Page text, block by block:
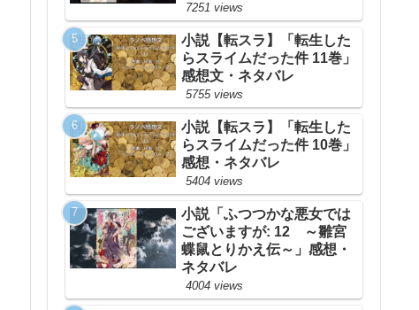
7251 views
小説【転スラ】「転生した
らスライムだった件 11巻」
感想文・ネタバレ
5755 views
小説【転スラ】「転生した
らスライムだった件 10巻」
感想・ネタバレ
5404 views
小説「ふつつかな悪女では
ございますが: 12 ～雛宮
蝶鼠とりかえ伝～」感想・
ネタバレ
4004 views